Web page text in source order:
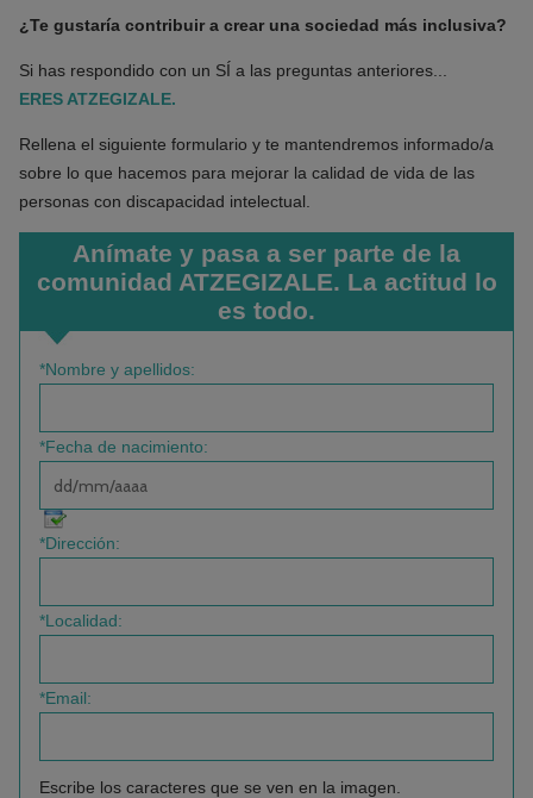
¿Te gustaría contribuir a crear una sociedad más inclusiva?
Si has respondido con un SÍ a las preguntas anteriores...
ERES ATZEGIZALE.
Rellena el siguiente formulario y te mantendremos informado/a
sobre lo que hacemos para mejorar la calidad de vida de las
personas con discapacidad intelectual.
Anímate y pasa a ser parte de la
comunidad ATZEGIZALE. La actitud lo
es todo.
*Nombre y apellidos:
*Fecha de nacimiento:
*Dirección:
*Localidad:
*Email:
Escribe los caracteres que se ven en la imagen.